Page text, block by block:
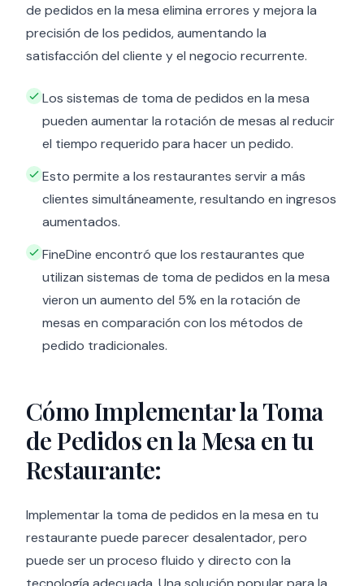
de pedidos en la mesa elimina errores y mejora la
precisión de los pedidos, aumentando la
satisfacción del cliente y el negocio recurrente.
Los sistemas de toma de pedidos en la mesa
pueden aumentar la rotación de mesas al reducir
el tiempo requerido para hacer un pedido.
Esto permite a los restaurantes servir a más
clientes simultáneamente, resultando en ingresos
aumentados.
FineDine encontró que los restaurantes que
utilizan sistemas de toma de pedidos en la mesa
vieron un aumento del 5% en la rotación de
mesas en comparación con los métodos de
pedido tradicionales.
Cómo Implementar la Toma
de Pedidos en la Mesa en tu
Restaurante:
Implementar la toma de pedidos en la mesa en tu
restaurante puede parecer desalentador, pero
puede ser un proceso fluido y directo con la